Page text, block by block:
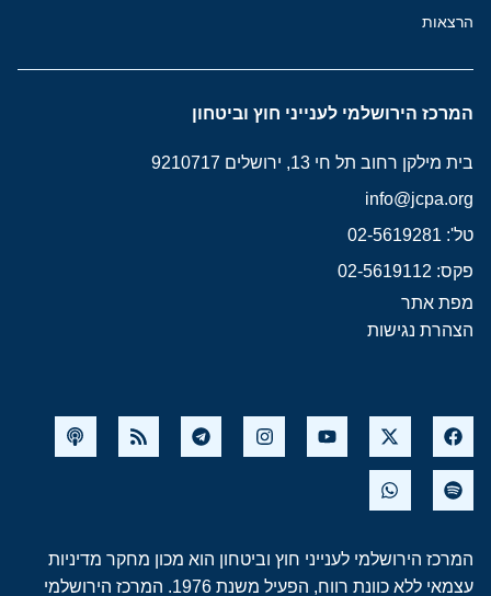
הרצאות
המרכז הירושלמי לענייני חוץ וביטחון
בית מילקן רחוב תל חי 13, ירושלים 9210717
info@jcpa.org
טל': 02-5619281
פקס: 02-5619112
מפת אתר
הצהרת נגישות
המרכז הירושלמי לענייני חוץ וביטחון הוא מכון מחקר מדיניות
עצמאי ללא כוונת רווח, הפעיל משנת 1976. המרכז הירושלמי